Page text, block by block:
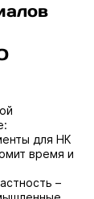
для НК
время и
–